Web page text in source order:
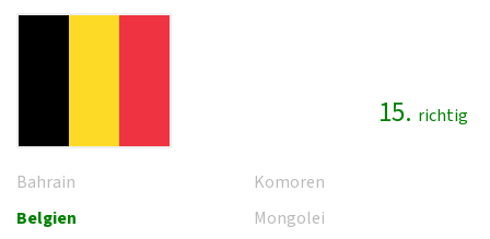
15. richtig
Bahrain
Belgien
Komoren
Mongolei